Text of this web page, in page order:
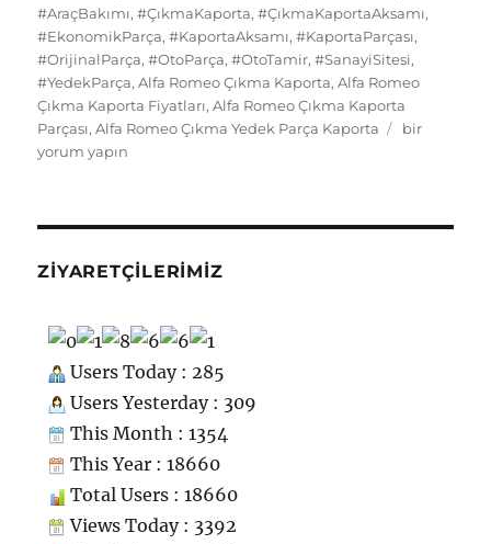
o
o
k
o
n
y
p
p
t
kl
a
ss
ni
r
a
m
#AraçBakımı,#ÇıkmaKaporta,#ÇıkmaKaportaAksamı,
#EkonomikParça,#KaportaAksamı,#KaportaParçası,
#OrijinalParça,#OtoParça,#OtoTamir,#SanayiSitesi,
#YedekParça,Alfa Romeo Çıkma Kaporta,Alfa Romeo
Çıkma Kaporta Fiyatları,Alfa Romeo Çıkma Kaporta
Parçası,Alfa Romeo Çıkma Yedek Parça Kaporta
Alfa
bir
yorum yapın
ZIYARETÇILERIMIZ
Users Today : 285
Users Yesterday : 309
This Month : 1354
This Year : 18660
Total Users : 18660
Views Today : 3392